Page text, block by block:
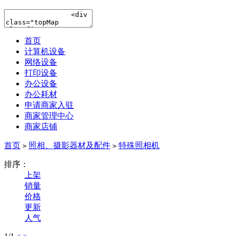
首页
计算机设备
网络设备
打印设备
办公设备
办公耗材
申请商家入驻
商家管理中心
商家店铺
首页 > 照相、摄影器材及配件 > 特殊照相机
排序：
上架
销量
价格
更新
人气